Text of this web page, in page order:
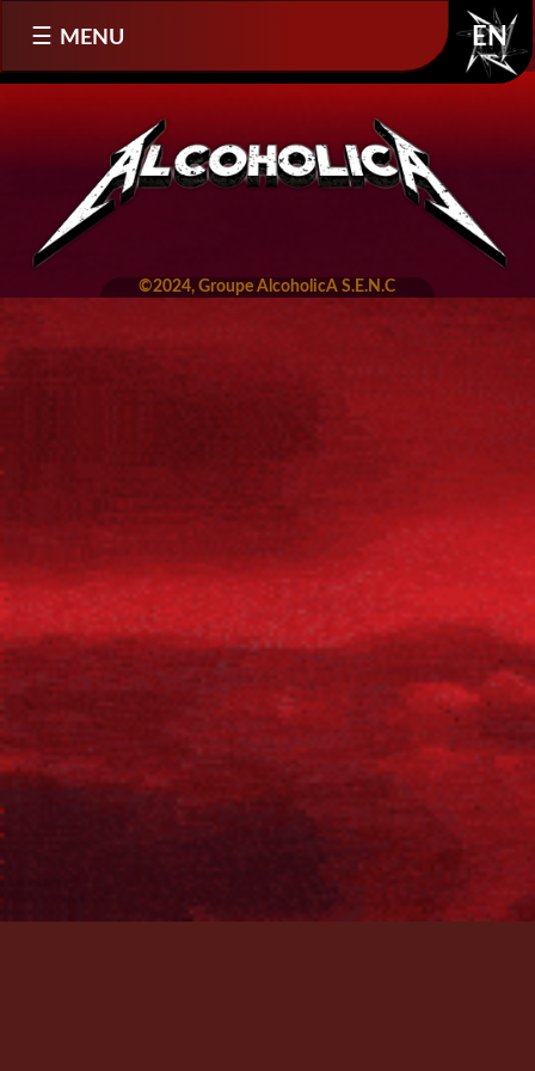
©2024, Groupe AlcoholicA S.E.N.C
EN
MENU